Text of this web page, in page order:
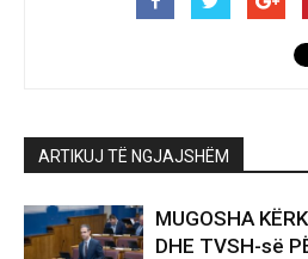
ARTIKUJ TË NGJAJSHËM
MUGOSHA
DHE TVSH-së